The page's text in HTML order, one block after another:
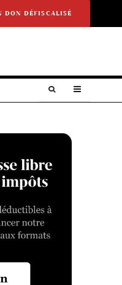
DON DÉFISCALISÉ